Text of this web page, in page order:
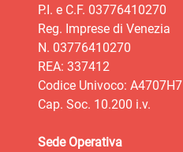
P.I. e C.F. 03776410270
Reg. Imprese di Venezia
N. 03776410270
REA: 337412
Codice Univoco: A4707H7
Cap. Soc. 10.200 i.v.
Sede Operativa